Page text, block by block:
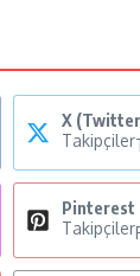
X
Takipçiler
Pinterest
Takipçiler